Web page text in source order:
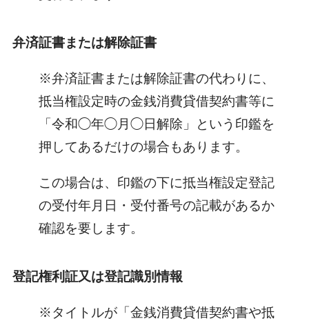
弁済証書または解除証書
※弁済証書または解除証書の代わりに、
抵当権設定時の金銭消費貸借契約書等に
「令和◯年◯月◯日解除」という印鑑を
押してあるだけの場合もあります。
この場合は、印鑑の下に抵当権設定登記
の受付年月日・受付番号の記載があるか
確認を要します。
登記権利証又は登記識別情報
※タイトルが「金銭消費貸借契約書や抵